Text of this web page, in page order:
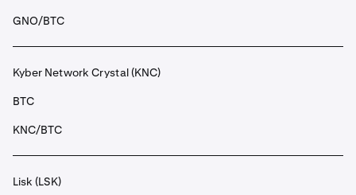
GNO/BTC
Kyber Network Crystal (KNC)
BTC
KNC/BTC
Lisk (LSK)